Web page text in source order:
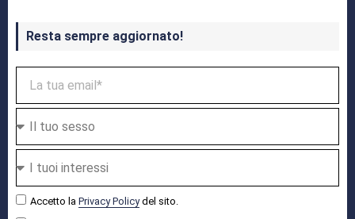
Resta sempre aggiornato!
Accetto la Privacy Policydel sito.